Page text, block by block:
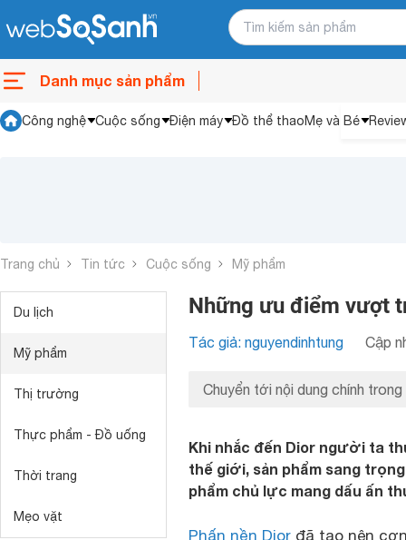
Danh mục sản phẩm
Công nghệ Cuộc sống Điện máy Đồ thể thaoMẹ và Bé
Trang chủ Tin tức Cuộc sống Mỹ phẩm
Du lịch
Mỹ phẩm
Thị trường
Thực phẩm - Đồ uống
Thời trang
Mẹo vặt
Những ưu điểm vượt
Tác giả: nguyendinhtung Cập
Chuyển tới nội dung chính trong
Khi nhắc đến Dior người ta
thế giới, sản phẩm sang
phẩm chủ lực mang dấu ấn
Phấn nền Dior đã tạo nên